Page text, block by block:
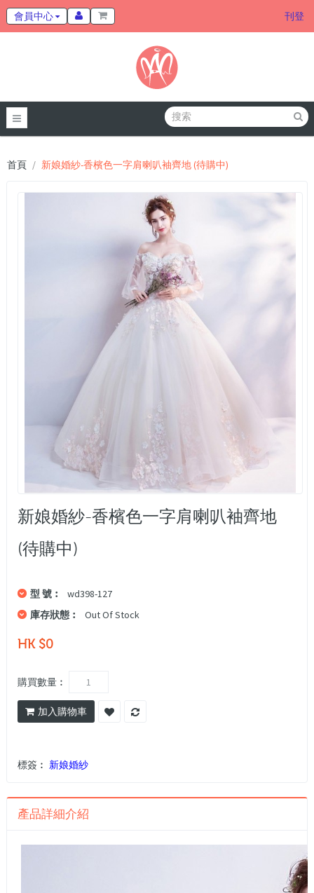
會員中心 刊登
首頁 新娘婚紗-香檳色一字肩喇叭袖齊地 (待購中)
新娘婚紗-香檳色一字肩喇叭袖齊地
(待購中)
型 號︰
wd398-127
庫存狀態︰
Out Of Stock
HK $0
購買數量︰
加入購物車
標簽︰ 新娘婚紗
產品詳細介紹